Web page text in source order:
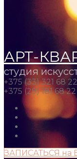
АРТ-
студия
+375 (33) 321 68 22
+375 (29) 181 68 22
ЗАПИСАТЬСЯ на